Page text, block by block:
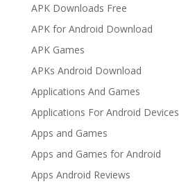
APK Downloads Free
APK for Android Download
APK Games
APKs Android Download
Applications And Games
Applications For Android Devices
Apps and Games
Apps and Games for Android
Apps Android Reviews